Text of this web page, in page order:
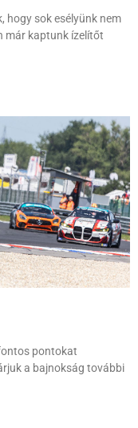
hogy sok esélyünk nem
már kaptunk ízelítőt
pontokat
a bajnokság további